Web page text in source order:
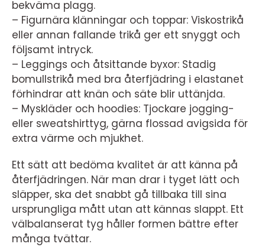
bekväma plagg.
– Figurnära klänningar och toppar: Viskostrikå
eller annan fallande trikå ger ett snyggt och
följsamt intryck.
– Leggings och åtsittande byxor: Stadig
bomullstrikå med bra återfjädring i elastanet
förhindrar att knän och säte blir uttänjda.
– Myskläder och hoodies: Tjockare jogging-
eller sweatshirttyg, gärna flossad avigsida för
extra värme och mjukhet.
Ett sätt att bedöma kvalitet är att känna på
återfjädringen. När man drar i tyget lätt och
släpper, ska det snabbt gå tillbaka till sina
ursprungliga mått utan att kännas slappt. Ett
välbalanserat tyg håller formen bättre efter
många tvättar.